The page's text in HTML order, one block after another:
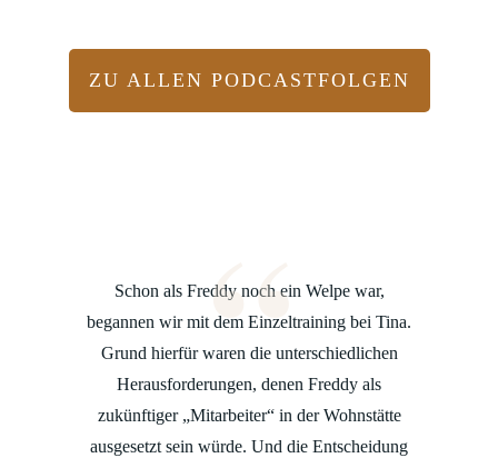
ZU ALLEN PODCASTFOLGEN
“
Schon als Freddy noch ein Welpe war,
begannen wir mit dem Einzeltraining bei Tina.
Grund hierfür waren die unterschiedlichen
Herausforderungen, denen Freddy als
zukünftiger „Mitarbeiter“ in der Wohnstätte
ausgesetzt sein würde. Und die Entscheidung